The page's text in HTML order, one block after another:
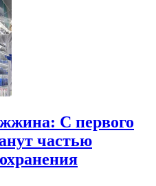
С первого
частью